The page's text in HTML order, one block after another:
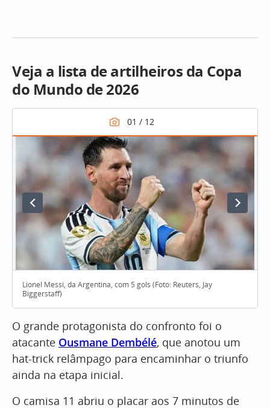
Veja a lista de artilheiros da Copa
do Mundo de 2026
Lionel Messi, da Argentina, com 5 gols (Foto: Reuters, Jay
Biggerstaff)
O grande protagonista do confronto foi o
atacante Ousmane Dembélé, que anotou um
hat-trick relâmpago para encaminhar o triunfo
ainda na etapa inicial.
O camisa 11 abriu o placar aos 7 minutos de